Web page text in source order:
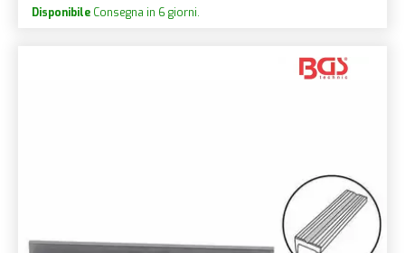
Disponibile Consegna in 6 giorni.